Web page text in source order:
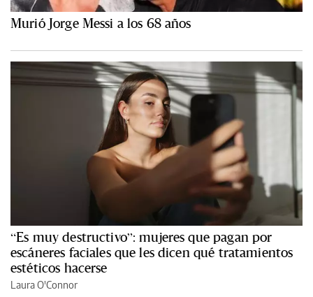
Murió Jorge Messi a los 68 años
“Es muy destructivo”: mujeres que pagan por
escáneres faciales que les dicen qué tratamientos
estéticos hacerse
Laura O'Connor